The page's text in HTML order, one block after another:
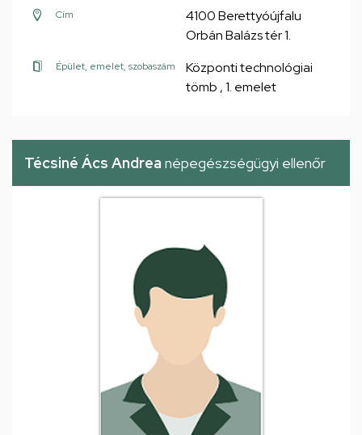
Cím
4100 Berettyóújfalu
Orbán Balázs tér 1.
Épület, emelet, szobaszám
Központi technológiai
tömb , 1. emelet
Técsiné Ács Andrea népegészségügyi ellenőr